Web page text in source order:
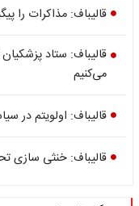
قالیباف: مذاکرات را
قالیباف: ستاد
می‌کنیم
قالیباف: اولویتم
قالیباف: خنثی سازی تحریم ها را با ۵